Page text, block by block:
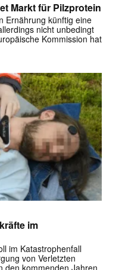
✕
Markt für Pilzprotein
Ernährung künftig eine
nicht unbedingt
Kommission hat
im
im Katastrophenfall
von Verletzten